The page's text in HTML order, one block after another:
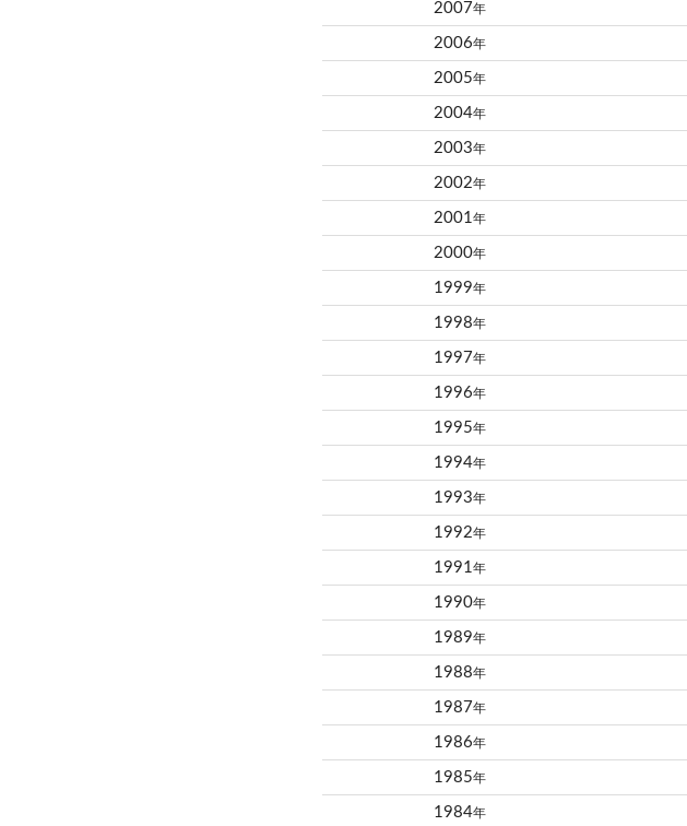
2007年
2006年
2005年
2004年
2003年
2002年
2001 年
2000年
1999年
1998年
1997年
1996年
1995年
1994年
1993年
1992年
1991 年
1990年
1989年
1988年
1987年
1986年
1985年
1984年